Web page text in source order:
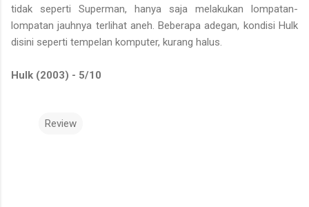
tidak seperti Superman, hanya saja melakukan lompatan-
lompatan jauhnya terlihat aneh. Beberapa adegan, kondisi Hulk
disini seperti tempelan komputer, kurang halus.
Hulk (2003) - 5/10
Review